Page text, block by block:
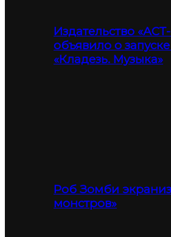
Издательство
объявило о
«Кладезь. Музыка»
Роб Зомби
монстров»